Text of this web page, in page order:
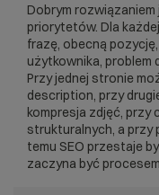
Dobrym
priorytetów. Dla
frazę, obecną
użytkownika, problem
Przy jednej stronie
description, przy
kompresja zdjęć, przy
strukturalnych, a przy
temu SEO przestaje
zaczyna być